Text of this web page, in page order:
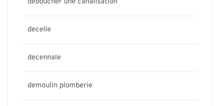
decelle
decennale
demoulin plomberie